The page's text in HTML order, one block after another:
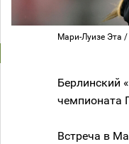
Мари-Луизе Эта
Берлинский «
чемпионата
Встреча в